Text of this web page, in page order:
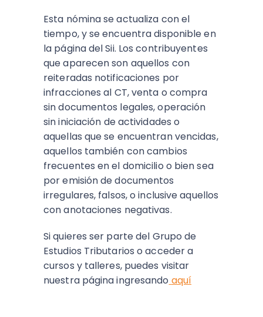
Esta nómina se actualiza con el
tiempo, y se encuentra disponible en
la página del Sii. Los contribuyentes
que aparecen son aquellos con
reiteradas notificaciones por
infracciones al CT, venta o compra
sin documentos legales, operación
sin iniciación de actividades o
aquellas que se encuentran vencidas,
aquellos también con cambios
frecuentes en el domicilio o bien sea
por emisión de documentos
irregulares, falsos, o inclusive aquellos
con anotaciones negativas.
Si quieres ser parte del Grupo de
Estudios Tributarios o acceder a
cursos y talleres, puedes visitar
nuestra página ingresando aquí